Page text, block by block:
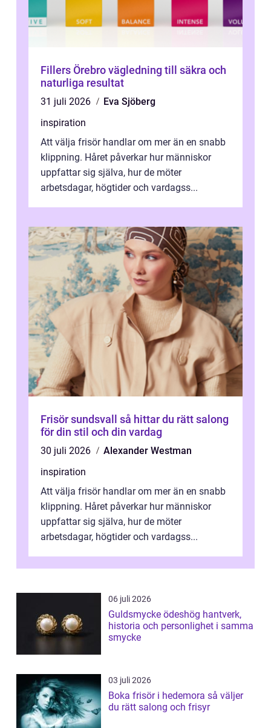
Fillers Örebro vägledning till säkra och
naturliga resultat
31 juli 2026
Eva Sjöberg
inspiration
Att välja frisör handlar om mer än en snabb
klippning. Håret påverkar hur människor
uppfattar sig själva, hur de möter
arbetsdagar, högtider och vardagss...
Frisör sundsvall så hittar du rätt salong
för din stil och din vardag
30 juli 2026
Alexander Westman
inspiration
Att välja frisör handlar om mer än en snabb
klippning. Håret påverkar hur människor
uppfattar sig själva, hur de möter
arbetsdagar, högtider och vardagss...
06 juli 2026
Guldsmycke ödeshög hantverk,
historia och personlighet i samma
smycke
03 juli 2026
Boka frisör i hedemora så väljer
du rätt salong och frisyr